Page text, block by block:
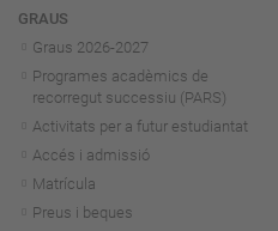
Navegació
GRAUS
Graus 2026-2027
Programes acadèmics de
recorregut successiu (PARS)
Activitats per a futur estudiantat
Accés i admissió
Matrícula
Preus i beques